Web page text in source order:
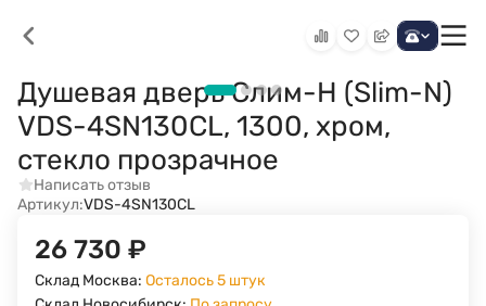
Душевая дверь Слим-Н (Slim-N)
VDS-4SN130CL, 1300, хром,
стекло прозрачное
Написать отзыв
Артикул:VDS-4SN130CL
26 730 ₽
Склад Москва: Осталось 5 штук